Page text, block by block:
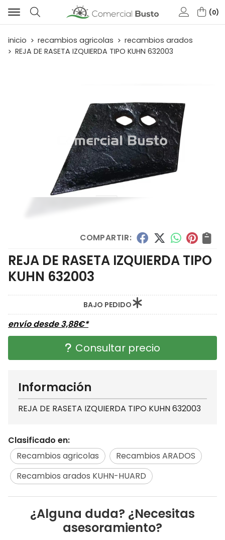
Buscar
0
inicio recambios agricolas
recambios arados
REJA DE RASETA IZQUIERDA TIPO KUHN 632003
COMPARTIR:
REJA DE RASETA IZQUIERDA TIPO
KUHN 632003
BAJO PEDIDO
envío desde3,88€*
Consultar precio
Información
REJA DE RASETA IZQUIERDA TIPO KUHN 632003
Clasificado en:
Recambios agricolas
Recambios ARADOS
Recambios arados KUHN-HUARD
¿Alguna duda? ¿Necesitas
asesoramiento?